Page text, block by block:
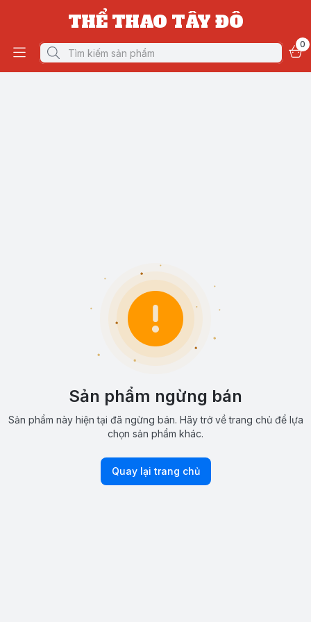
THỂ THAO TÂY ĐÔ
0
Sản phẩm ngừng bán
Sản phẩm này hiện tại đã ngừng bán. Hãy trở về trang chủ để lựa
chọn sản phẩm khác.
Quay lại trang chủ